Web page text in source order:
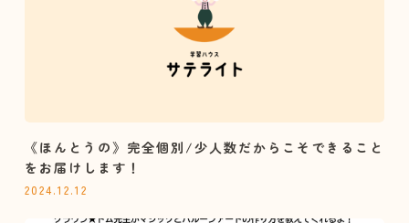
《ほんとうの》完全個別/少人数だからこそできること
をお届けします！
2024.12.12